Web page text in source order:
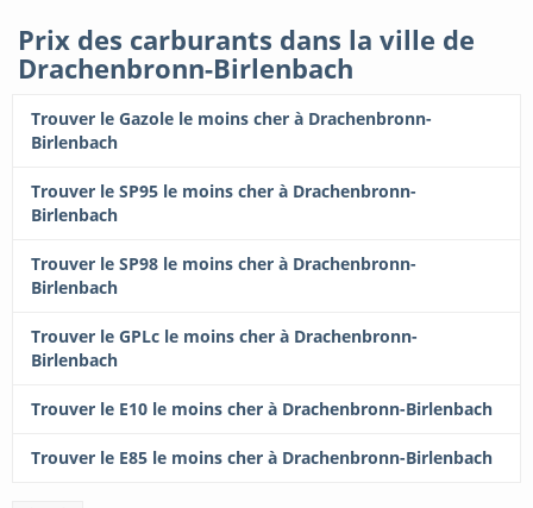
Prix des carburants dans la ville de
Drachenbronn-Birlenbach
Trouver le Gazole le moins cher à Drachenbronn-
Birlenbach
Trouver le SP95 le moins cher à Drachenbronn-
Birlenbach
Trouver le SP98 le moins cher à Drachenbronn-
Birlenbach
Trouver le GPLc le moins cher à Drachenbronn-
Birlenbach
Trouver le E10 le moins cher à Drachenbronn-Birlenbach
Trouver le E85 le moins cher à Drachenbronn-Birlenbach